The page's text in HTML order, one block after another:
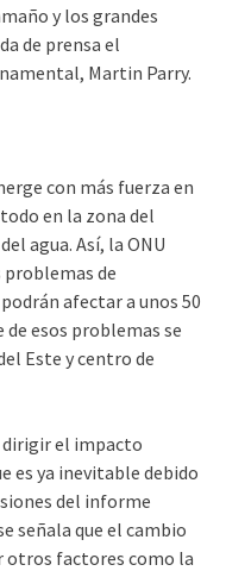
y los grandes
de prensa el
Martin Parry.
con más fuerza en
en la zona del
agua. Así, la ONU
de
afectar a unos 50
esos problemas se
Este y centro de
dirigir el impacto
es ya inevitable debido
del informe
señala que el cambio
otros factores como la